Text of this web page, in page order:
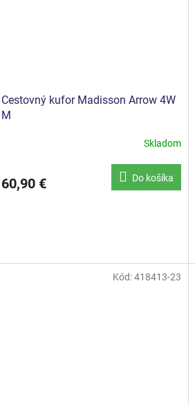
Cestovný kufor Madisson Arrow 4W
M
Skladom
60,90 € Do košíka
Kód:418413-23